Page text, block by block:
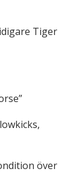
Tiger
över